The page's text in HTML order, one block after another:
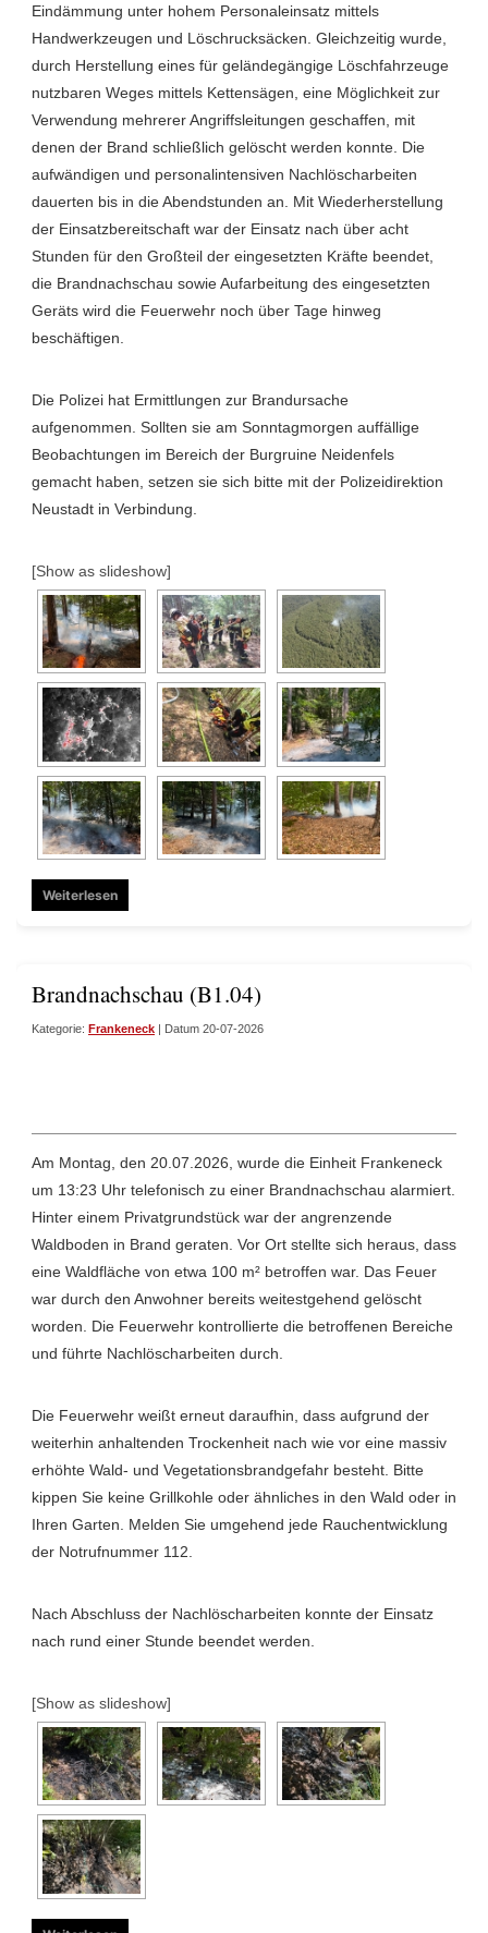
Eindämmung unter hohem Personaleinsatz mittels
Handwerkzeugen und Löschrucksäcken. Gleichzeitig wurde,
durch Herstellung eines für geländegängige Löschfahrzeuge
nutzbaren Weges mittels Kettensägen, eine Möglichkeit zur
Verwendung mehrerer Angriffsleitungen geschaffen, mit
denen der Brand schließlich gelöscht werden konnte. Die
aufwändigen und personalintensiven Nachlöscharbeiten
dauerten bis in die Abendstunden an. Mit Wiederherstellung
der Einsatzbereitschaft war der Einsatz nach über acht
Stunden für den Großteil der eingesetzten Kräfte beendet,
die Brandnachschau sowie Aufarbeitung des eingesetzten
Geräts wird die Feuerwehr noch über Tage hinweg
beschäftigen.
Die Polizei hat Ermittlungen zur Brandursache
aufgenommen. Sollten sie am Sonntagmorgen auffällige
Beobachtungen im Bereich der Burgruine Neidenfels
gemacht haben, setzen sie sich bitte mit der Polizeidirektion
Neustadt in Verbindung.
[Show as slideshow]
Weiterlesen
Brandnachschau (B1.04)
Kategorie: Frankeneck | Datum 20-07-2026
Am Montag, den 20.07.2026, wurde die Einheit Frankeneck
um 13:23 Uhr telefonisch zu einer Brandnachschau alarmiert.
Hinter einem Privatgrundstück war der angrenzende
Waldboden in Brand geraten. Vor Ort stellte sich heraus, dass
eine Waldfläche von etwa 100 m² betroffen war. Das Feuer
war durch den Anwohner bereits weitestgehend gelöscht
worden. Die Feuerwehr kontrollierte die betroffenen Bereiche
und führte Nachlöscharbeiten durch.
Die Feuerwehr weißt erneut daraufhin, dass aufgrund der
weiterhin anhaltenden Trockenheit nach wie vor eine massiv
erhöhte Wald- und Vegetationsbrandgefahr besteht. Bitte
kippen Sie keine Grillkohle oder ähnliches in den Wald oder in
Ihren Garten. Melden Sie umgehend jede Rauchentwicklung
der Notrufnummer 112.
Nach Abschluss der Nachlöscharbeiten konnte der Einsatz
nach rund einer Stunde beendet werden.
[Show as slideshow]